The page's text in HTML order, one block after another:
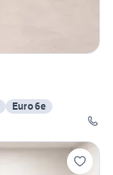
Euro 6e